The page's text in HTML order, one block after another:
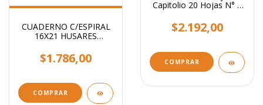
CUADERNO C/ESPIRAL
16X21 HUSARES
CUADRICULADO
$1.786,00
COMPRAR
Capitolio 20 Hojas N° 5
$2.192,00